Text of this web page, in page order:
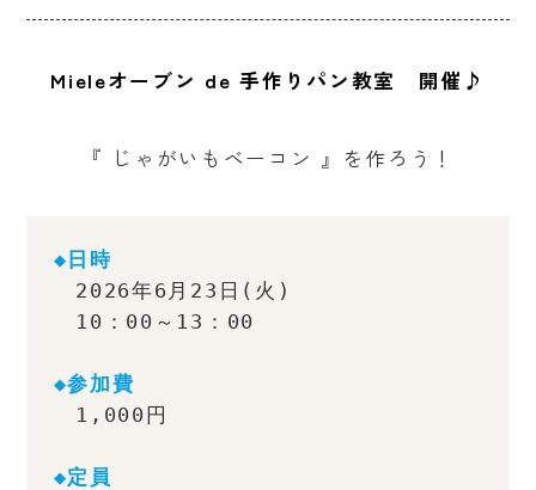
Mieleオーブン de 手作りパン教室 開催♪
『 じゃがいもベーコン 』を作ろう！
◆日時
2026年6月23日(火)
10：00～13：00
◆参加費
1,000円
◆定員